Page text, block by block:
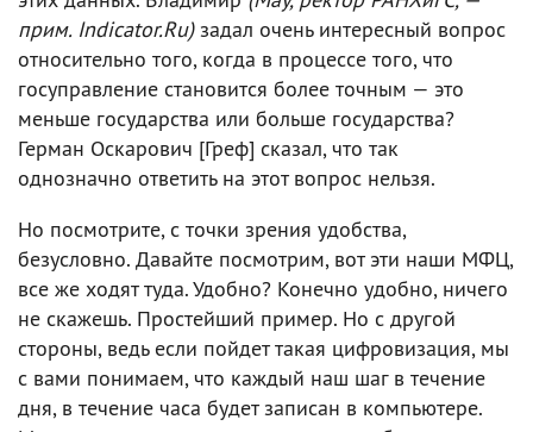
прим. Indicator.Ru)задал очень интересный вопрос
относительно того, когда в процессе того, что
госуправление становится более точным — это
меньше государства или больше государства?
Герман Оскарович [Греф] сказал, что так
однозначно ответить на этот вопрос нельзя.
Но посмотрите, с точки зрения удобства,
безусловно. Давайте посмотрим, вот эти наши МФЦ,
все же ходят туда. Удобно? Конечно удобно, ничего
не скажешь. Простейший пример. Но с другой
стороны, ведь если пойдет такая цифровизация, мы
с вами понимаем, что каждый наш шаг в течение
дня, в течение часа будет записан в компьютере.